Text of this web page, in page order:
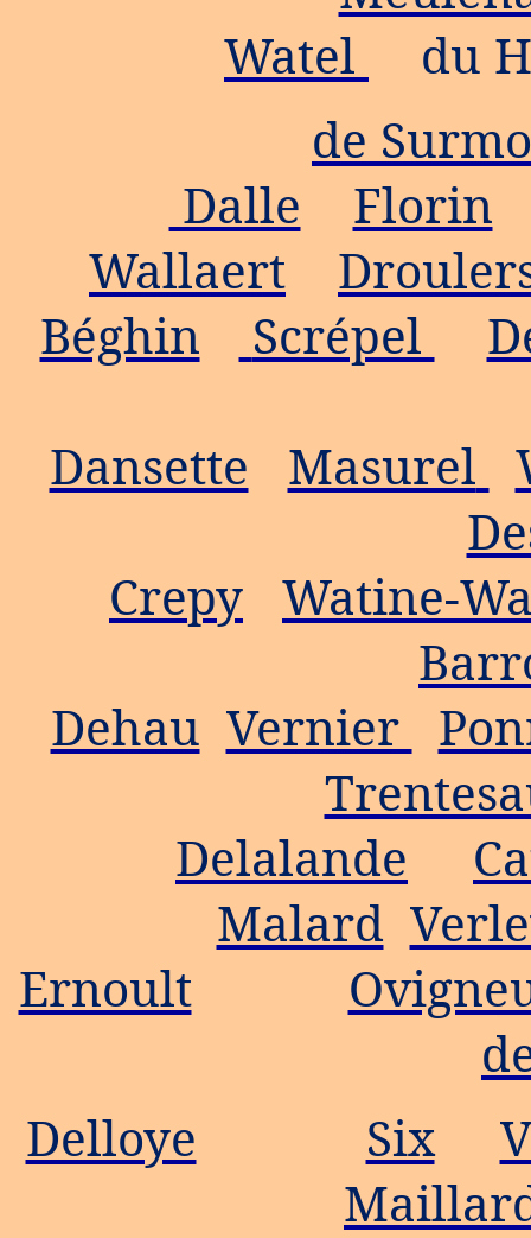
Watel
du
de
Dalle
Florin
Wallaert
Béghin
Scrépel
Dansette
Masurel
Crepy Watine-
Dehau Vernier
Delalande
Malard
Ernoult
Delloye
Six